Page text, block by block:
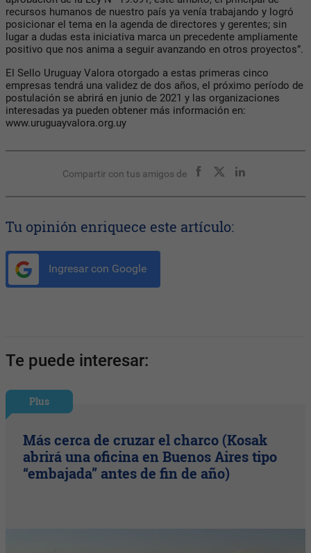
recursos humanos de nuestro país ya venía trabajando y logró
posicionar el tema en la agenda de directores y gerentes; sin
lugar a dudas esta iniciativa marca un precedente ampliamente
positivo que nos anima a seguir avanzando en otros proyectos”.
El Sello Uruguay Valora otorgado a estas primeras cinco
empresas tendrá una validez de dos años, el próximo período de
postulación se abrirá en junio de 2021 y las organizaciones
interesadas ya pueden obtener más información en:
www.uruguayvalora.org.uy
Compartir con tus amigos de
Tu opinión enriquece este artículo:
Ingresar con Google
Te puede interesar:
Plus
Más cerca de cruzar el charco (Kosak
abrirá una oficina en Buenos Aires tipo
“embajada” antes de fin de año)